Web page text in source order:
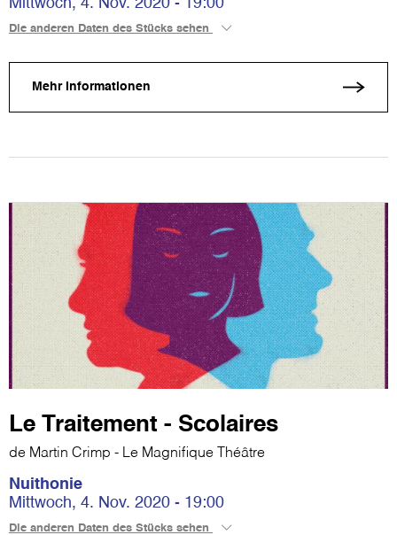
Mittwoch, 4. Nov. 2020 - 19:00
Die anderen Daten des Stücks sehen
Mehr Informationen
Le Traitement - Scolaires
de Martin Crimp - Le Magnifique Théâtre
Nuithonie
Mittwoch, 4. Nov. 2020 - 19:00
Die anderen Daten des Stücks sehen